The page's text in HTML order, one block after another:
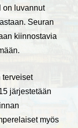
on luvannut
Seuran
kiinnostavia
terveiset
järjestetään
myös